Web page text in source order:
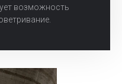
возможность